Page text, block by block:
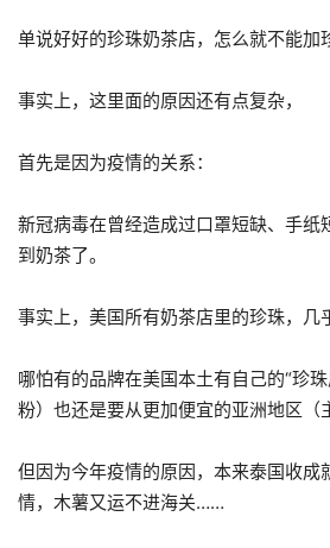
单说好好的珍珠奶茶店，怎么就不能加
事实上，这里面的原因还有点复杂，
首先是因为疫情的关系：
新冠病毒在曾经造成过口罩短缺、手纸
到奶茶了。
事实上，美国所有奶茶店里的珍珠，几
哪怕有的品牌在美国本土有自己的“珍
粉）也还是要从更加便宜的亚洲地区（
但因为今年疫情的原因，本来泰国收成
情，木薯又运不进海关……